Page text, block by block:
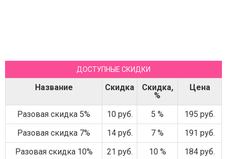
ДОСТУПНЫЕ СКИДКИ
Название Скидка
Скидка,
%
Цена
Разовая скидка 5% 10 руб. 5 %
195 руб.
Разовая скидка 7%
14 руб. 7 %
191 руб.
Разовая скидка 10%
21 руб. 10 %
184 руб.